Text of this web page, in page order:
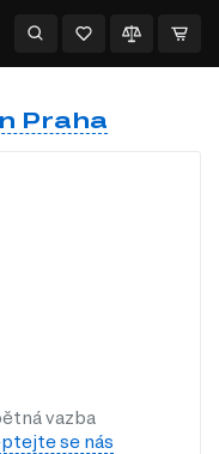
Praha
vazba
se nás